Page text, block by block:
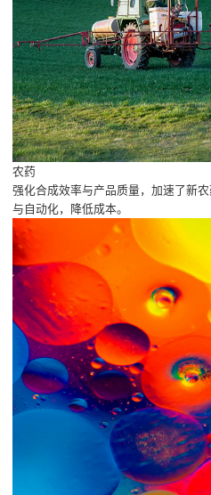
农药
强化合成效率与产品质量，加速了新
与自动化，降低成本。